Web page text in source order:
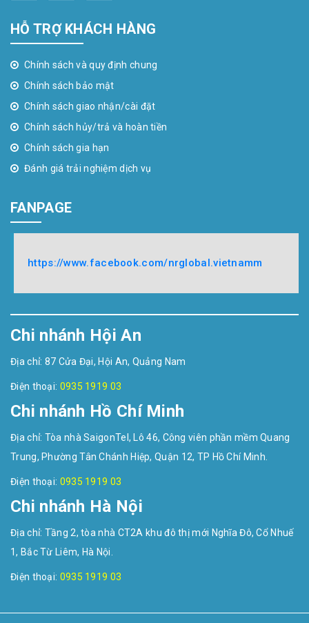
HỖ TRỢ KHÁCH HÀNG
Chính sách và quy định chung
Chính sách bảo mật
Chính sách giao nhận/cài đặt
Chính sách hủy/trả và hoàn tiền
Chính sách gia hạn
Đánh giá trải nghiệm dịch vụ
FANPAGE
https://www.facebook.com/nrglobal.vietnamm
Chi nhánh Hội An
Địa chỉ: 87 Cửa Đại, Hội An, Quảng Nam
Điện thoại: 0935 1919 03
Chi nhánh Hồ Chí Minh
Địa chỉ: Tòa nhà SaigonTel, Lô 46, Công viên phần mềm Quang
Trung, Phường Tân Chánh Hiệp, Quận 12, TP Hồ Chí Minh.
Điện thoại: 0935 1919 03
Chi nhánh Hà Nội
Địa chỉ: Tầng 2, tòa nhà CT2A khu đô thị mới Nghĩa Đô, Cổ Nhuế
1, Bắc Từ Liêm, Hà Nội.
Điện thoại: 0935 1919 03